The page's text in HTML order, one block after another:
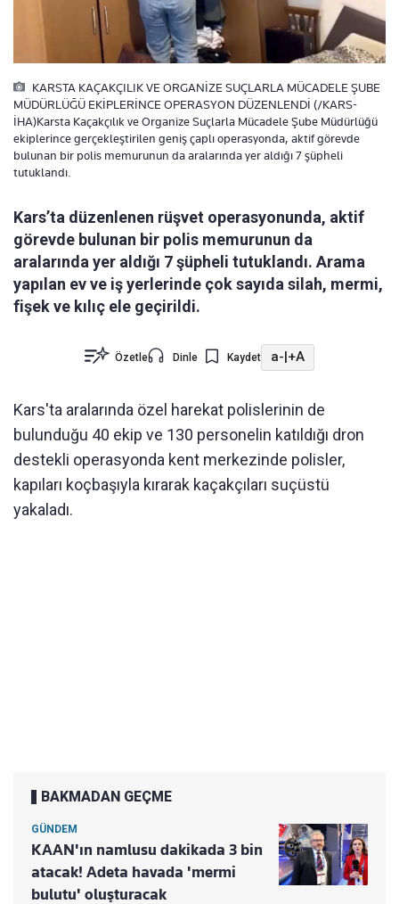
KARSTA KAÇAKÇILIK VE ORGANİZE SUÇLARLA MÜCADELE ŞUBE
MÜDÜRLÜĞÜ EKİPLERİNCE OPERASYON DÜZENLENDİ (/KARS-
İHA)Karsta Kaçakçılık ve Organize Suçlarla Mücadele Şube Müdürlüğü
ekiplerince gerçekleştirilen geniş çaplı operasyonda, aktif görevde
bulunan bir polis memurunun da aralarında yer aldığı 7 şüpheli
tutuklandı.
Kars’ta düzenlenen rüşvet operasyonunda, aktif
görevde bulunan bir polis memurunun da
aralarında yer aldığı 7 şüpheli tutuklandı. Arama
yapılan ev ve iş yerlerinde çok sayıda silah, mermi,
fişek ve kılıç ele geçirildi.
Özetle Dinle Kaydet a- +A
Kars'ta aralarında özel harekat polislerinin de
bulunduğu 40 ekip ve 130 personelin katıldığı dron
destekli operasyonda kent merkezinde polisler,
kapıları koçbaşıyla kırarak kaçakçıları suçüstü
yakaladı.
BAKMADAN GEÇME
GÜNDEM
KAAN'ın namlusu dakikada 3 bin
atacak! Adeta havada 'mermi
bulutu' oluşturacak